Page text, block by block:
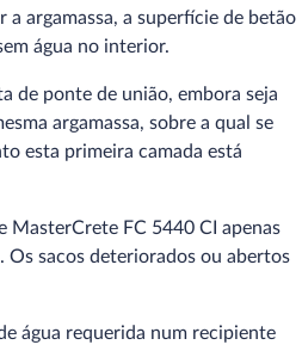
a argamassa, a superfície de betão
água no interior.
de ponte de união, embora seja
argamassa, sobre a qual se
esta primeira camada está
MasterCrete FC 5440 CI apenas
Os sacos deteriorados ou abertos
água requerida num recipiente